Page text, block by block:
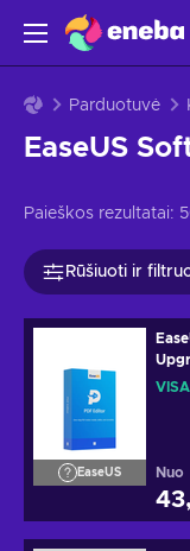
Parduotuvė
EaseUS
Paieškos rezultatai:
Rūšiuoti ir
EaseUS Nuo